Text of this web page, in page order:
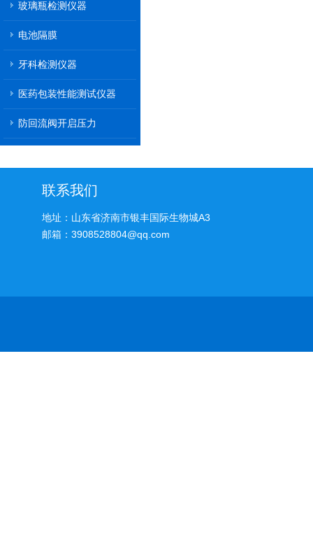
玻璃瓶检测仪器
电池隔膜
牙科检测仪器
医药包装性能测试仪器
防回流阀开启压力
联系我们
地址：山东省济南市银丰国际生物城A3
邮箱：3908528804@qq.com